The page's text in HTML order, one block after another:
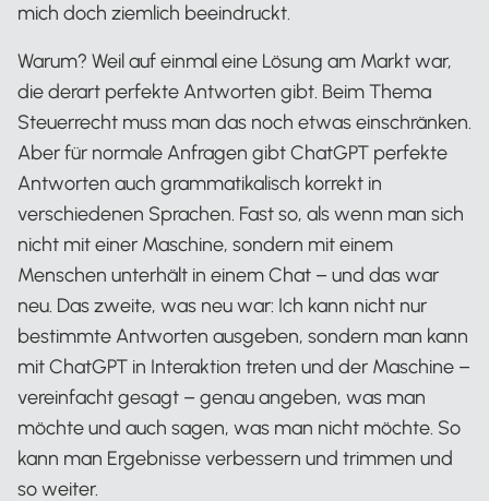
mich doch ziemlich beeindruckt.
Warum? Weil auf einmal eine Lösung am Markt war,
die derart perfekte Antworten gibt. Beim Thema
Steuerrecht muss man das noch etwas einschränken.
Aber für normale Anfragen gibt ChatGPT perfekte
Antworten auch grammatikalisch korrekt in
verschiedenen Sprachen. Fast so, als wenn man sich
nicht mit einer Maschine, sondern mit einem
Menschen unterhält in einem Chat – und das war
neu. Das zweite, was neu war: Ich kann nicht nur
bestimmte Antworten ausgeben, sondern man kann
mit ChatGPT in Interaktion treten und der Maschine –
vereinfacht gesagt – genau angeben, was man
möchte und auch sagen, was man nicht möchte. So
kann man Ergebnisse verbessern und trimmen und
so weiter.